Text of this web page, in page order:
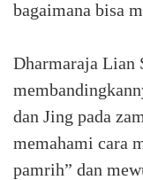
bagaimana bisa
Dharmaraja Lian
dan Jing pada
memahami cara
pamrih” dan